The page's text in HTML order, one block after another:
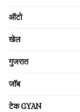
ऑटो
खेल
गुजरात
जॉब
टेक GYAN